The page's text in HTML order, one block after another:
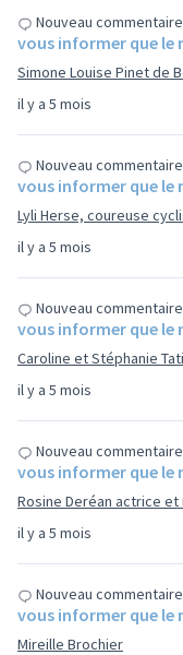
il y a 5 mois
Nouveau
vous informer que le
Simone Louise Pinet de
il y a 5 mois
Nouveau
vous informer que le
Lyli Herse, coureuse
il y a 5 mois
Nouveau
vous informer que le
Caroline et Stéphanie
il y a 5 mois
Nouveau
vous informer que le
Rosine Deréan actrice
Nouveau
vous informer que le
Mireille Brochier